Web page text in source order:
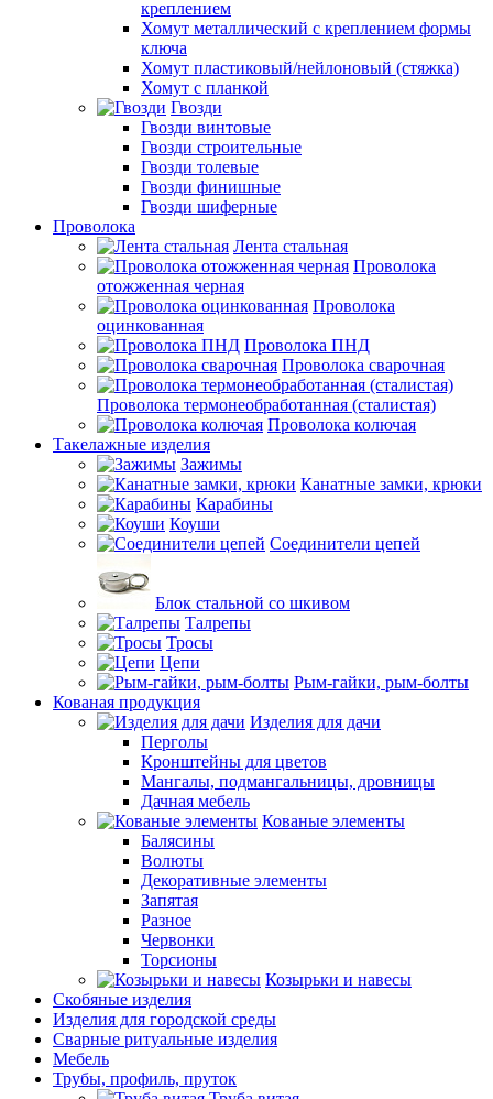
креплением
Хомут металлический с креплением формы
ключа
Хомут пластиковый/нейлоновый (стяжка)
Хомут с планкой
Гвозди
Гвозди винтовые
Гвозди строительные
Гвозди толевые
Гвозди финишные
Гвозди шиферные
Проволока
Лента стальная
Проволока
отожженная черная
Проволока
оцинкованная
Проволока ПНД
Проволока сварочная
Проволока термонеобработанная (сталистая)
Проволока колючая
Такелажные изделия
Зажимы
Канатные замки, крюки
Карабины
Коуши
Соединители цепей
Блок стальной со шкивом
Талрепы
Тросы
Цепи
Рым-гайки, рым-болты
Кованая продукция
Изделия для дачи
Перголы
Кронштейны для цветов
Мангалы, подмангальницы, дровницы
Дачная мебель
Кованые элементы
Балясины
Волюты
Декоративные элементы
Запятая
Разное
Червонки
Торсионы
Козырьки и навесы
Скобяные изделия
Изделия для городской среды
Сварные ритуальные изделия
Мебель
Трубы, профиль, пруток